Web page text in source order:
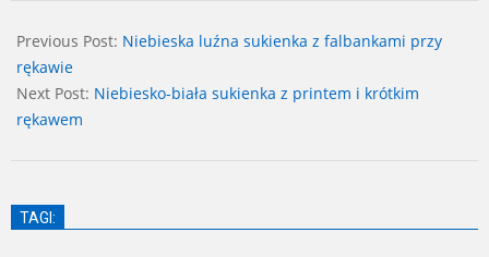
07-
06
Previous Post: Niebieska luźna sukienka z falbankami przy
rękawie
Next Post: Niebiesko-biała sukienka z printem i krótkim
rękawem
TAGI: